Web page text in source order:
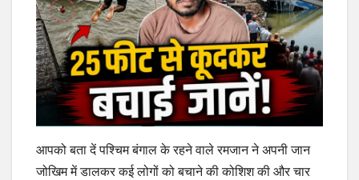
आपको बता दें पश्चिम बंगाल के रहने वाले रमजान ने अपनी जान
जोखिम में डालकर कई लोगों को बचाने की कोशिश की और चार